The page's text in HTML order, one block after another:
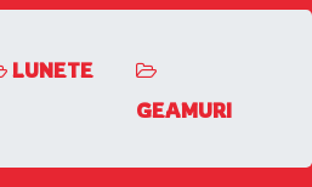
LUNETE
GEAMURI